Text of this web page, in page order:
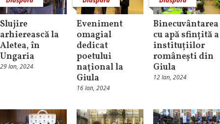
Slujire
arhierească la
Aletea, în
Ungaria
29 Ian, 2024
Eveniment
omagial
dedicat
poetului
naţional la
Giula
16 Ian, 2024
Binecuvântarea
cu apă sfințită a
instituțiilor
românești din
Giula
12 Ian, 2024